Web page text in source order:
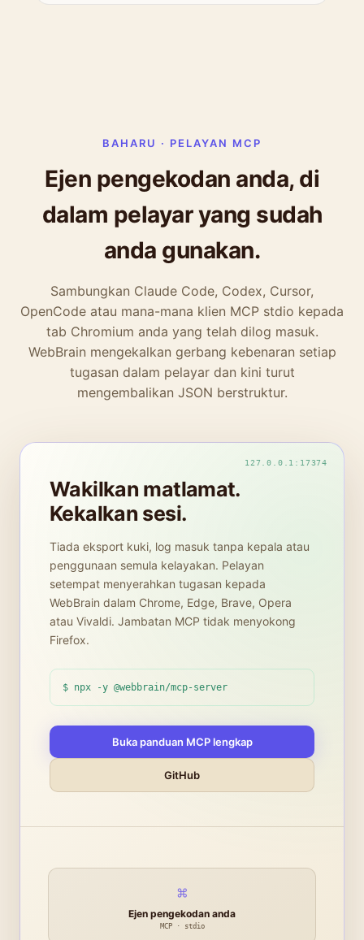
BAHARU · PELAYAN MCP
Ejen pengekodan anda, di
dalam pelayar yang sudah
anda gunakan.
Sambungkan Claude Code, Codex, Cursor,
OpenCode atau mana-mana klien MCP stdio kepada
tab Chromium anda yang telah dilog masuk.
WebBrain mengekalkan gerbang kebenaran setiap
tugasan dalam pelayar dan kini turut
mengembalikan JSON berstruktur.
Wakilkan matlamat.
Kekalkan sesi.
Tiada eksport kuki, log masuk tanpa kepala atau
penggunaan semula kelayakan. Pelayan
setempat menyerahkan tugasan kepada
WebBrain dalam Chrome, Edge, Brave, Opera
atau Vivaldi. Jambatan MCP tidak menyokong
Firefox.
$ npx -y @webbrain/mcp-server
Buka panduan MCP lengkap
GitHub
⌘
Ejen pengekodan anda
MCP · stdio